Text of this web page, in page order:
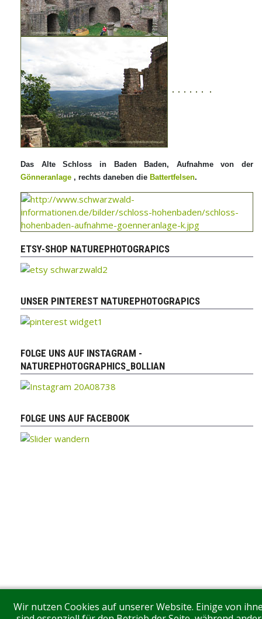
Das Alte Schloss in Baden Baden, Aufnahme von der
Gönneranlage , rechts daneben die Battertfelsen.
ETSY-SHOP NATUREPHOTOGRAPICS
UNSER PINTEREST NATUREPHOTOGRAPICS
FOLGE UNS AUF INSTAGRAM -
NATUREPHOTOGRAPHICS_BOLLIAN
FOLGE UNS AUF FACEBOOK
Wir nutzen Cookies auf unserer Website. Einige von